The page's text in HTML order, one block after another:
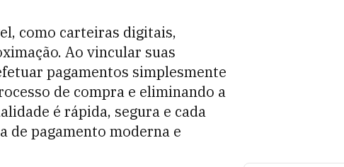
como carteiras digitais,
Ao vincular suas
pagamentos simplesmente
de compra e eliminando a
é rápida, segura e cada
de pagamento moderna e